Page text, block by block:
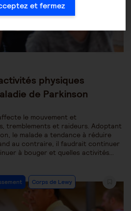
physiques
de Parkinson
le mouvement et
tremblements et raideurs. Adoptant
le malade a tendance à réduire
au contraire, il faudrait continuer
à bouger et quelles activités…
Corps de Lewy
et fermez